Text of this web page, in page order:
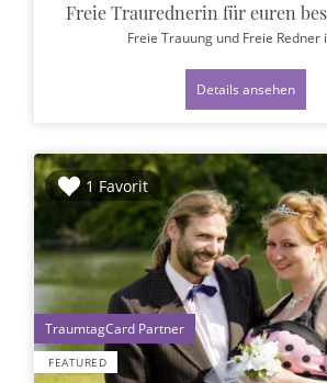
Freie Traurednerin für euren
Freie Trauung und Freie Redner
Details ansehen
1 Favorit
FEATURED
1